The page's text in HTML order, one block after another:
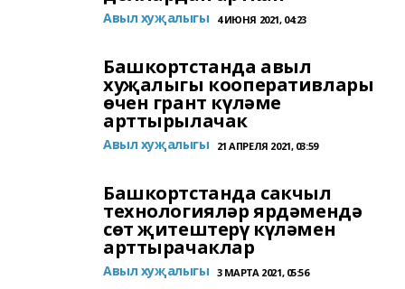
Авыл хуҗалыгы 4 ИЮНЯ 2021, 04:23
Башкортстанда авыл
хуҗалыгы кооперативлары
өчен грант күләме
арттырылачак
Авыл хуҗалыгы 21 АПРЕЛЯ 2021, 03:59
Башкортстанда сакчыл
технологияләр ярдәмендә
сөт җитештерү күләмен
арттырачаклар
Авыл хуҗалыгы 3 МАРТА 2021, 05:56